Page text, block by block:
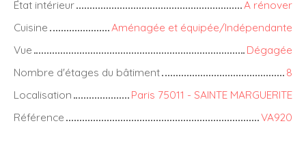
État intérieur
A rénover
Cuisine
Aménagée et équipée/Indépendante
Vue
Dégagée
Nombre d'étages du bâtiment
8
Localisation
Paris 75011 - SAINTE MARGUERITE
Référence
VA920